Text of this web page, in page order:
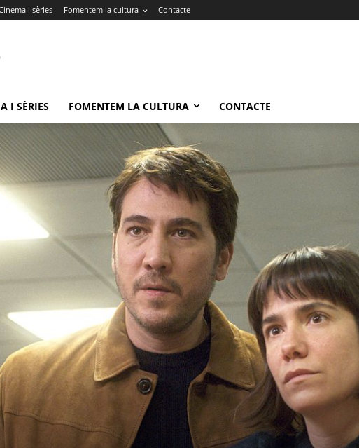
i sèries Fomentem la cultura Contacte
I SÈRIES FOMENTEM LA CULTURA CONTACTE